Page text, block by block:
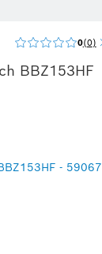
0 0
BBZ153HF